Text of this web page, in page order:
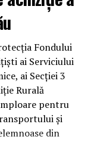
Fondului
ai Serviciului
ai Secției 3
Rurală
pentru
și
din